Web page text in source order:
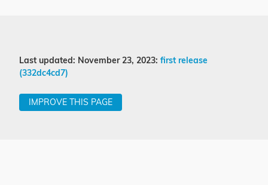
Last updated: November 23, 2023: first release
(332dc4cd7)
IMPROVE THIS PAGE